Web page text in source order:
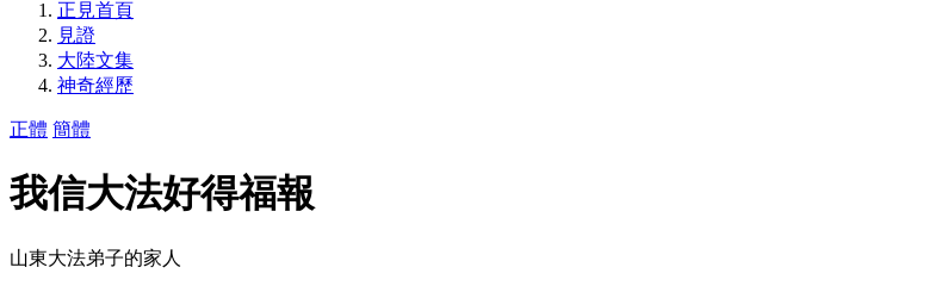
正見首頁
見證
大陸文集
神奇經歷
正體 簡體
我信大法好得福報
山東大法弟子的家人